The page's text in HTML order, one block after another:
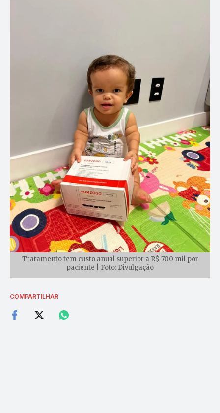
Tratamento tem custo anual superior a R$ 700 mil por
paciente | Foto: Divulgação
COMPARTILHAR